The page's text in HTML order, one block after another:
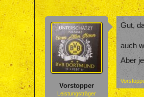
Vorstopper
Leistungsträger
Gut,
auch
Aber